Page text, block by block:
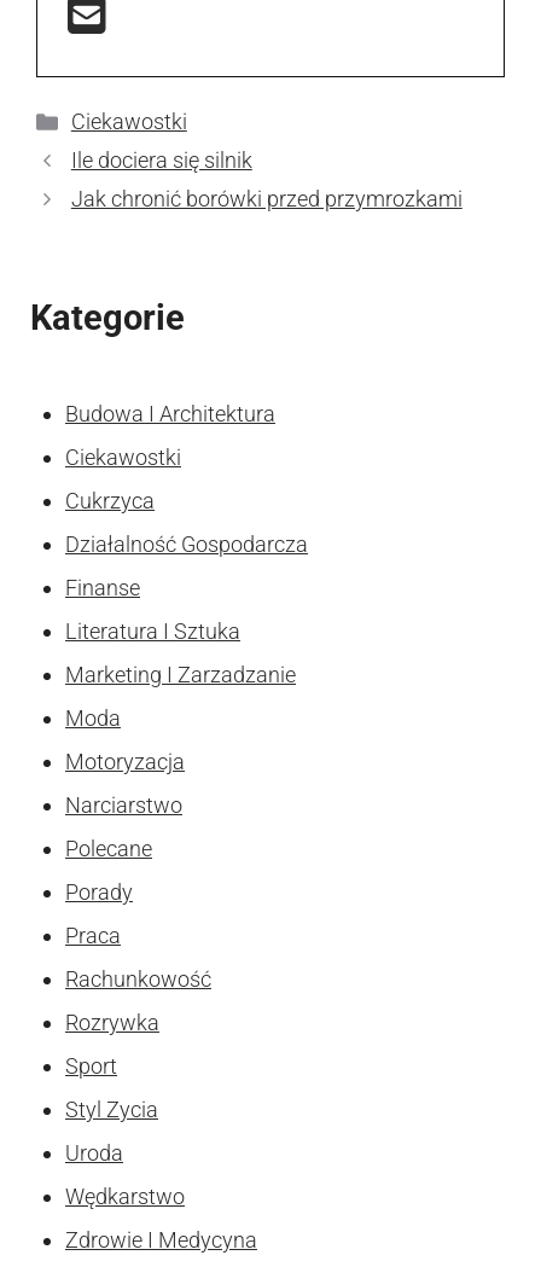
Kategorie
Ciekawostki
Ile dociera się silnik
Jak chronić borówki przed przymrozkami
Kategorie
Budowa I Architektura
Ciekawostki
Cukrzyca
Działalność Gospodarcza
Finanse
Literatura I Sztuka
Marketing I Zarzadzanie
Moda
Motoryzacja
Narciarstwo
Polecane
Porady
Praca
Rachunkowość
Rozrywka
Sport
Styl Zycia
Uroda
Wędkarstwo
Zdrowie I Medycyna